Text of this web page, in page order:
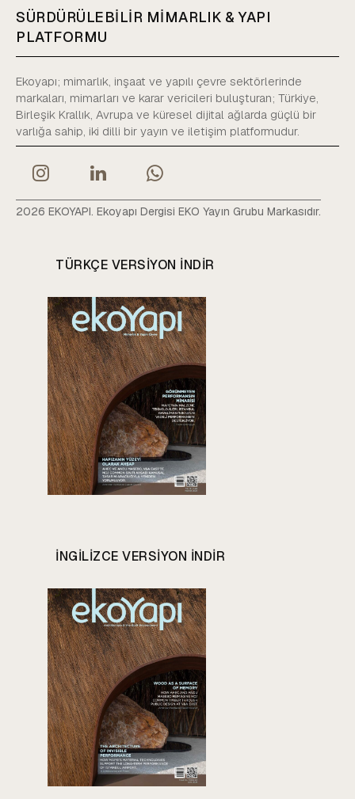
SÜRDÜRÜLEBİLİR MİMARLIK & YAPI
PLATFORMU
Ekoyapı; mimarlık, inşaat ve yapılı çevre sektörlerinde
markaları, mimarları ve karar vericileri buluşturan; Türkiye,
Birleşik Krallık, Avrupa ve küresel dijital ağlarda güçlü bir
varlığa sahip, iki dilli bir yayın ve iletişim platformudur.
2026 EKOYAPI. Ekoyapı Dergisi EKO Yayın Grubu Markasıdır.
TÜRKÇE VERSIYON INDIR
INGILIZCE VERSIYON INDIR